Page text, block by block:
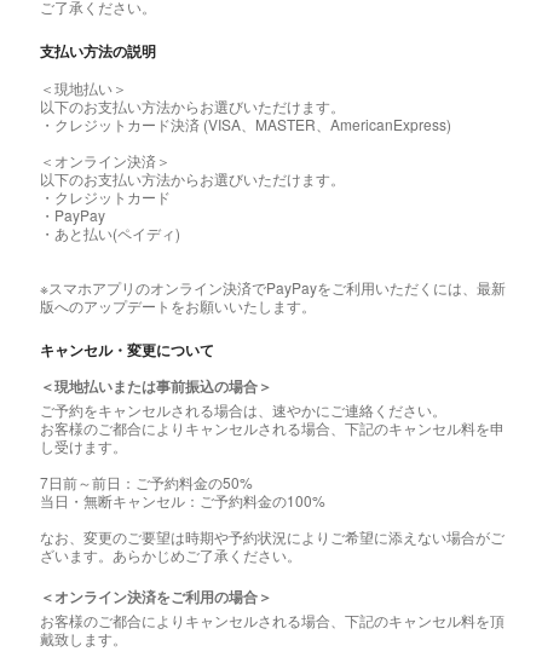
ご了承ください。
支払い方法の説明
＜現地払い＞
以下のお支払い方法からお選びいただけます。
・クレジットカード決済 (VISA、MASTER、AmericanExpress)
＜オンライン決済＞
以下のお支払い方法からお選びいただけます。
・クレジットカード
・PayPay
・あと払い(ペイディ)
※スマホアプリのオンライン決済でPayPayをご利用いただくには、最新
版へのアップデートをお願いいたします。
キャンセル・変更について
＜現地払いまたは事前振込の場合＞
ご予約をキャンセルされる場合は、速やかにご連絡ください。
お客様のご都合によりキャンセルされる場合、下記のキャンセル料を申
し受けます。
7日前～前日：ご予約料金の50%
当日・無断キャンセル：ご予約料金の100%
なお、変更のご要望は時期や予約状況によりご希望に添えない場合がご
ざいます。あらかじめご了承ください。
＜オンライン決済をご利用の場合＞
お客様のご都合によりキャンセルされる場合、下記のキャンセル料を頂
戴致します。